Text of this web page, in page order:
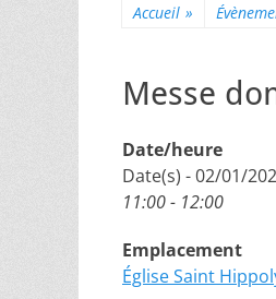
Accueil »
Messe
Date/heure
Date(s) - 02/01/
11:00 - 12:00
Emplacement
Église Saint